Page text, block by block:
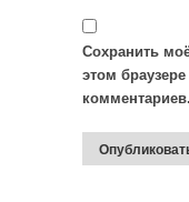
Сохранить
этом
комментариев.